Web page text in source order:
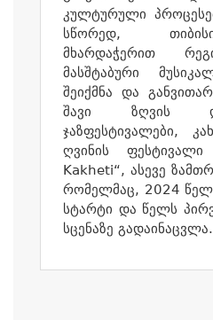
კულტურული
სწორედ,
მხარდაჭერით
მასშტაბური
შეიქმნა და
შავი ზღვის
ჯაზფესტივალები,
ღვინის
Kakheti“, ასევე
რომელმაც, 2024
სტარტი და წელს
სცენაზე გადაინაცვლა.